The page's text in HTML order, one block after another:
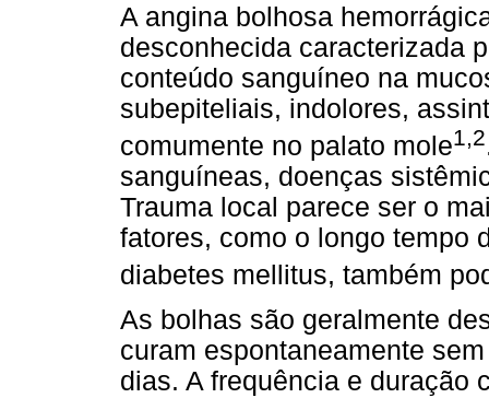
A angina bolhosa
desconhecida caracterizada
conteúdo sanguíneo na
subepiteliais, indolores,
comumente no palato mole1,2
sanguíneas, doenças
Trauma local parece ser o
fatores, como o longo tempo
diabetes mellitus, também
As bolhas são geralmente
curam espontaneamente
dias. A frequência e duração